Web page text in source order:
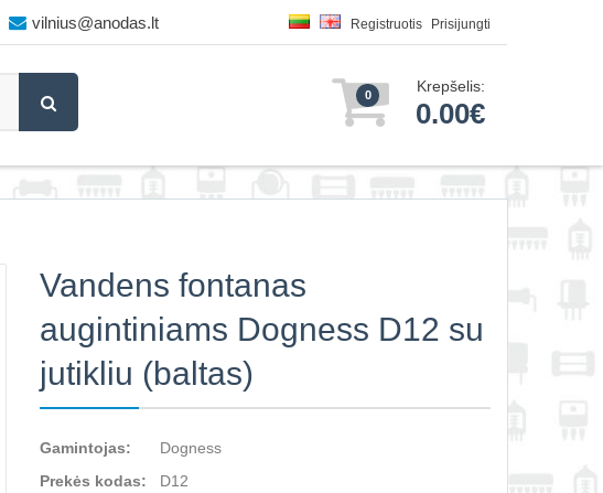
vilnius@anodas.lt Registruotis Prisijungti
0 Krepšelis:
0.00€
Vandens fontanas
augintiniams Dogness D12 su
jutikliu (baltas)
Gamintojas:
Dogness
Prekės kodas:
D12